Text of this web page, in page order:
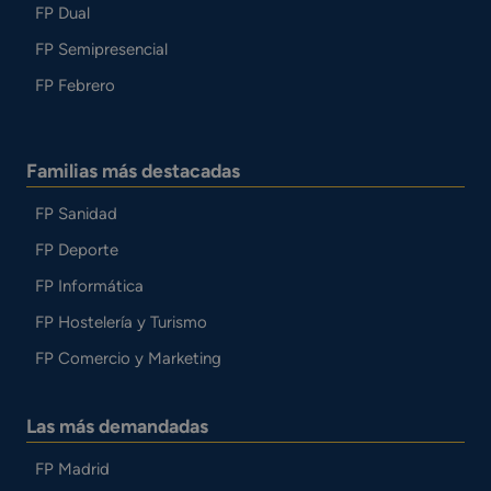
FP Dual
FP Semipresencial
FP Febrero
Familias más destacadas
FP Sanidad
FP Deporte
FP Informática
FP Hostelería y Turismo
FP Comercio y Marketing
Las más demandadas
FP Madrid